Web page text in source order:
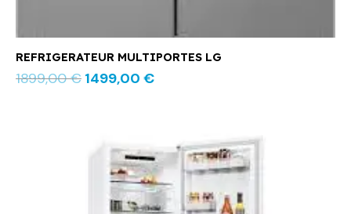
REFRIGERATEUR MULTIPORTES LG
1899,00€ 1499,00 €
prix
initial
était :
449,00 €.
prix
actuel
est :
389,00 €.